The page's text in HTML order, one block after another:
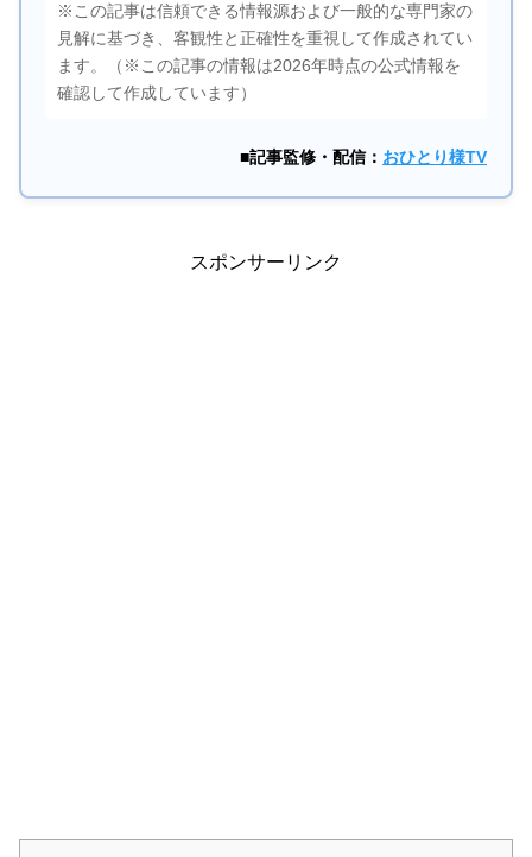
※この記事は信頼できる情報源および一般的な専門家の
見解に基づき、客観性と正確性を重視して作成されてい
ます。（※この記事の情報は2026年時点の公式情報を
確認して作成しています）
■記事監修・配信： おひとり様TV
スポンサーリンク